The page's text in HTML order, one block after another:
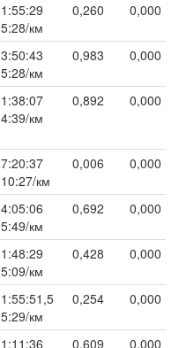
1:55:29
5:28/км
0,260 0,000
3:50:43
5:28/км
0,983 0,000
1:38:07
4:39/км
0,892 0,000
7:20:37
10:27/км
0,006 0,000
4:05:06
5:49/км
0,692 0,000
1:48:29
5:09/км
0,428 0,000
1:55:51,5
5:29/км
0,254 0,000
1:11:36 0,609 0,000